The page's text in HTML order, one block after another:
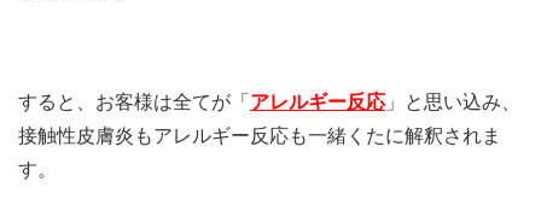
すると、お客様は全てが「 アレルギー反応 」と思い込み、
接触性皮膚炎もアレルギー反応も一緒くたに解釈されま
す。